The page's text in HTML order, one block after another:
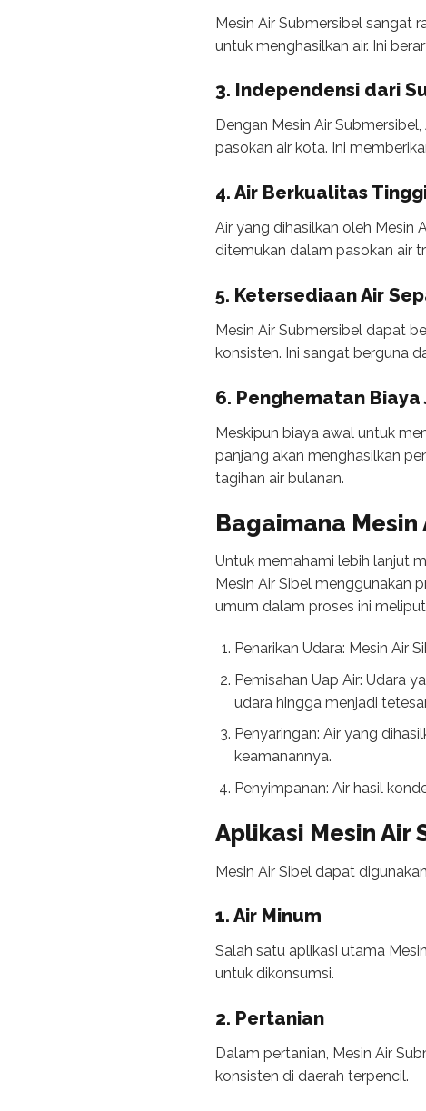
Mesin Air Submersibel sangat
untuk menghasilkan air. Ini
3. Independensi dari
Dengan Mesin Air
pasokan air kota. Ini
4. Air Berkualitas
Air yang dihasilkan oleh Mesin
ditemukan dalam pasokan air
5. Ketersediaan Air
Mesin Air Submersibel dapat
konsisten. Ini sangat berguna
6. Penghematan Biaya
Meskipun biaya awal untuk
panjang akan menghasilkan
tagihan air bulanan.
Bagaimana Mesin
Untuk memahami lebih lanjut
Mesin Air Sibel menggunakan
umum dalam proses ini
Penarikan Udara: Mesin Air
Pemisahan Uap Air: Udara
udara hingga menjadi
Penyaringan: Air yang
keamanannya.
Penyimpanan: Air hasil
Aplikasi Mesin Air
Mesin Air Sibel dapat
1. Air Minum
Salah satu aplikasi utama
untuk dikonsumsi.
2. Pertanian
Dalam pertanian, Mesin Air
konsisten di daerah terpencil.